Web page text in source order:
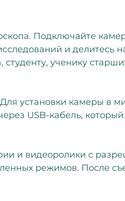
Подключайте
и делитесь
ученику
установки камеры в
USB-кабель, который
и видеоролики с
режимов. После